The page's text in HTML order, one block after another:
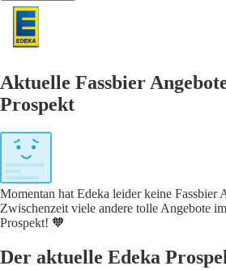
Aktuelle Fassbier
Prospekt
Momentan hat Edeka leider keine Fassbier
Zwischenzeit viele andere tolle Angebote
Prospekt! 🧡
Der aktuelle Edeka